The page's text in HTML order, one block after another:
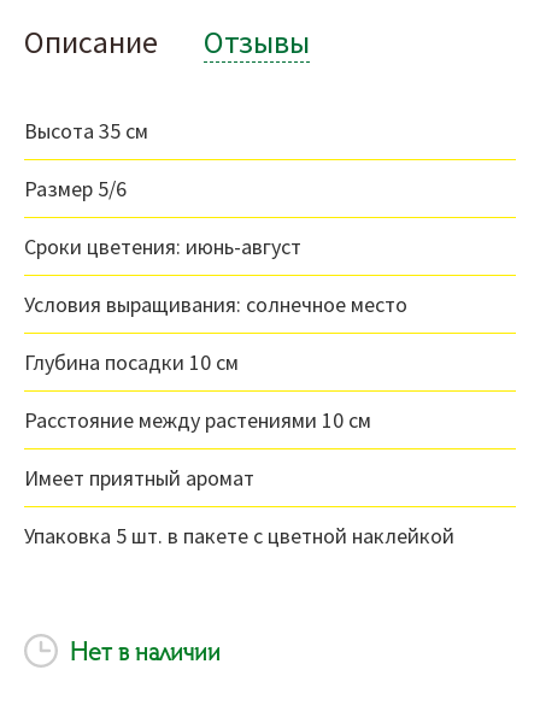
Описание Отзывы
Высота 35 см
Размер 5/6
Сроки цветения: июнь-август
Условия выращивания: солнечное место
Глубина посадки 10 см
Расстояние между растениями 10 см
Имеет приятный аромат
Упаковка 5 шт. в пакете с цветной наклейкой
Нет в наличии